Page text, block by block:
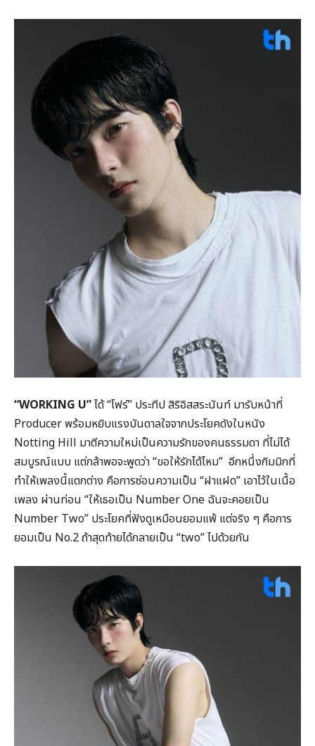
“WORKING U”ได้ “โฟร์” ประทีป สิริอิสสระนันท์ มารับหน้าที่
Producer พร้อมหยิบแรงบันดาลใจจากประโยคดังในหนัง
Notting Hill มาตีความใหม่เป็นความรักของคนธรรมดา ที่ไม่ได้
สมบูรณ์แบบ แต่กล้าพอจะพูดว่า “ขอให้รักได้ไหม” อีกหนึ่งกิมมิกที่
ทำให้เพลงนี้แตกต่าง คือการซ่อนความเป็น “ฝาแฝด” เอาไว้ในเนื้อ
เพลง ผ่านท่อน “ให้เธอเป็น Number One ฉันจะคอยเป็น
Number Two” ประโยคที่ฟังดูเหมือนยอมแพ้ แต่จริง ๆ คือการ
ยอมเป็น No.2 ถ้าสุดท้ายได้กลายเป็น “two” ไปด้วยกัน